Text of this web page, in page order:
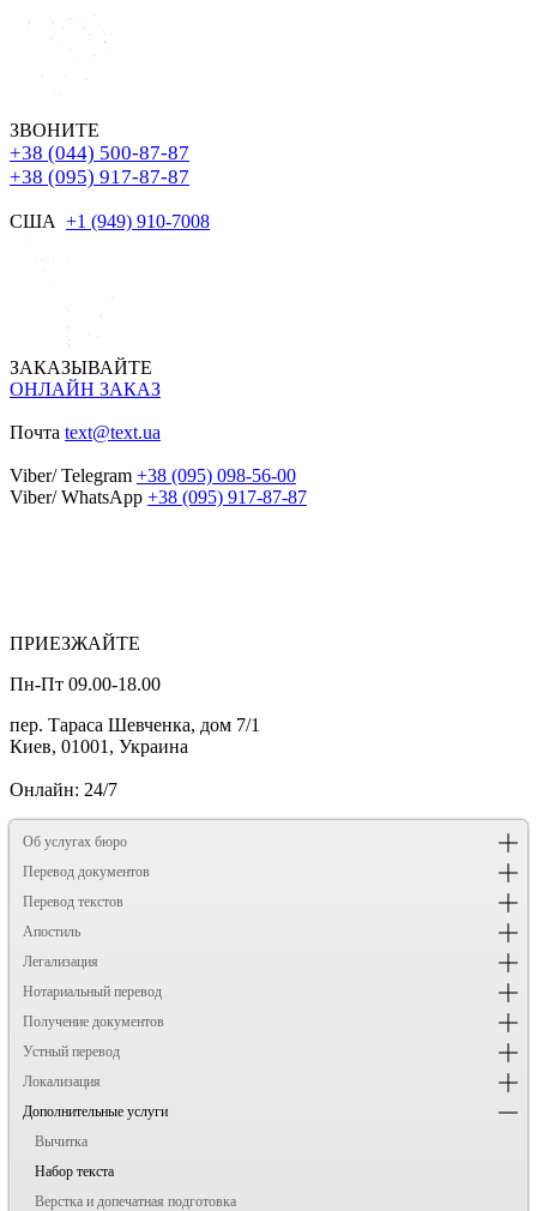
ЗВОНИТЕ
+38 (044) 500-87-87
+38 (095) 917-87-87
США +1 (949) 910-7008
ЗАКАЗЫВАЙТЕ
ОНЛАЙН ЗАКАЗ
Почта text@text.ua
Viber/ Telegram +38 (095) 098-56-00
Viber/ WhatsApp +38 (095) 917-87-87
ПРИЕЗЖАЙТЕ
Пн-Пт 09.00-18.00
пер. Тараса Шевченка, дом 7/1
Киев, 01001, Украина
Онлайн: 24/7
Об услугах бюро
Перевод документов
Перевод текстов
Апостиль
Легализация
Нотариальный перевод
Получение документов
Устный перевод
Локализация
Дополнительные услуги
Вычитка
Набор текста
Верстка и допечатная подготовка